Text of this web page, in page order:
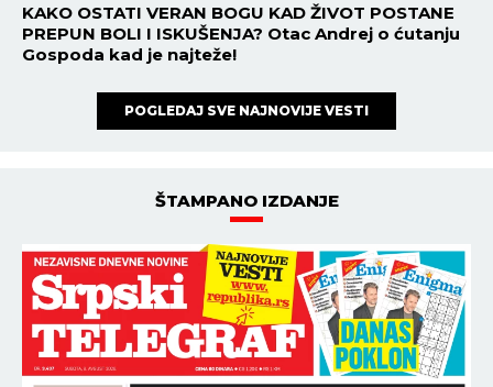
KAKO OSTATI VERAN BOGU KAD ŽIVOT POSTANE
PREPUN BOLI I ISKUŠENJA? Otac Andrej o ćutanju
Gospoda kad je najteže!
POGLEDAJ SVE NAJNOVIJE VESTI
ŠTAMPANO IZDANJE